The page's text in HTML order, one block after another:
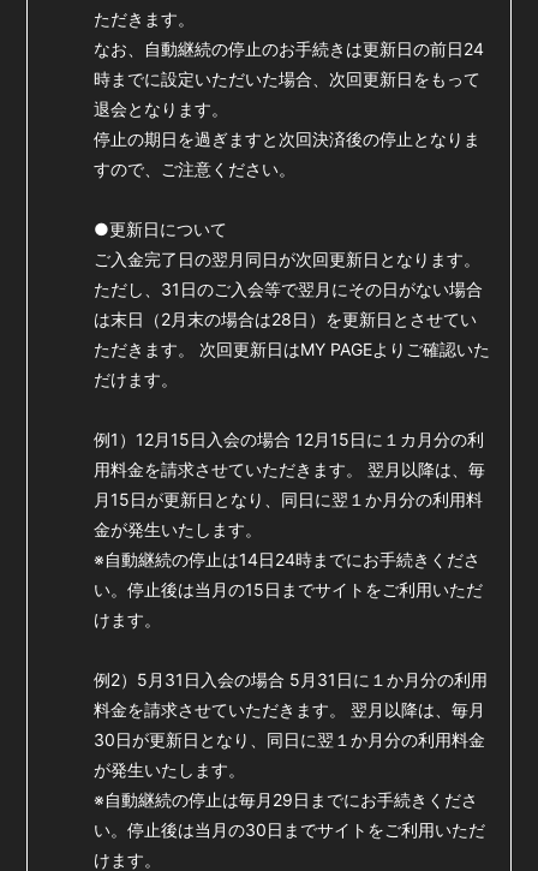
会員登録 ログイン
ただきます。
なお、自動継続の停止のお手続きは更新日の前日24
時までに設定いただいた場合、次回更新日をもって
退会となります。
停止の期日を過ぎますと次回決済後の停止となりま
すので、ご注意ください。
●更新日について
ご入金完了日の翌月同日が次回更新日となります。
ただし、31日のご入会等で翌月にその日がない場合
は末日（2月末の場合は28日）を更新日とさせてい
ただきます。 次回更新日はMY PAGEよりご確認いた
だけます。
例1）12月15日入会の場合 12月15日に１カ月分の利
用料金を請求させていただきます。 翌月以降は、毎
月15日が更新日となり、同日に翌１か月分の利用料
金が発生いたします。
※自動継続の停止は14日24時までにお手続きくださ
い。停止後は当月の15日までサイトをご利用いただ
けます。
例2）5月31日入会の場合 5月31日に１か月分の利用
料金を請求させていただきます。 翌月以降は、毎月
30日が更新日となり、同日に翌１か月分の利用料金
が発生いたします。
※自動継続の停止は毎月29日までにお手続きくださ
い。停止後は当月の30日までサイトをご利用いただ
けます。